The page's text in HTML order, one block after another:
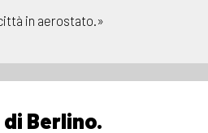
in aerostato.»
Berlino.